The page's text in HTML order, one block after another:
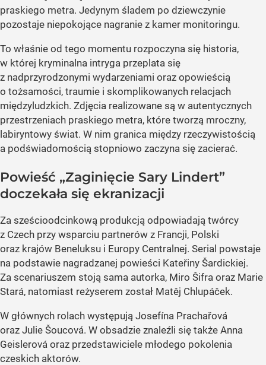
praskiego metra. Jedynym śladem po dziewczynie
pozostaje niepokojące nagranie z kamer monitoringu.
To właśnie od tego momentu rozpoczyna się historia,
w której kryminalna intryga przeplata się
z nadprzyrodzonymi wydarzeniami oraz opowieścią
o tożsamości, traumie i skomplikowanych relacjach
międzyludzkich. Zdjęcia realizowane są w autentycznych
przestrzeniach praskiego metra, które tworzą mroczny,
labiryntowy świat. W nim granica między rzeczywistością
a podświadomością stopniowo zaczyna się zacierać.
Powieść „Zaginięcie Sary Lindert”
doczekała się ekranizacji
Za sześcioodcinkową produkcją odpowiadają twórcy
z Czech przy wsparciu partnerów z Francji, Polski
oraz krajów Beneluksu i Europy Centralnej. Serial powstaje
na podstawie nagradzanej powieści Kateřiny Šardickiej.
Za scenariuszem stoją sama autorka, Miro Šifra oraz Marie
Stará, natomiast reżyserem został Matěj Chlupáček.
W głównych rolach występują Josefína Prachařová
oraz Julie Šoucová. W obsadzie znaleźli się także Anna
Geislerová oraz przedstawiciele młodego pokolenia
czeskich aktorów.